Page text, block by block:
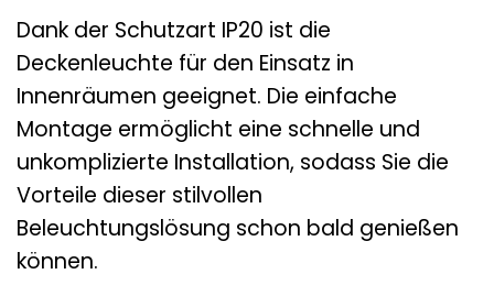
Dank der Schutzart IP20 ist die
Deckenleuchte für den Einsatz in
Innenräumen geeignet. Die einfache
Montage ermöglicht eine schnelle und
unkomplizierte Installation, sodass Sie die
Vorteile dieser stilvollen
Beleuchtungslösung schon bald genießen
können.